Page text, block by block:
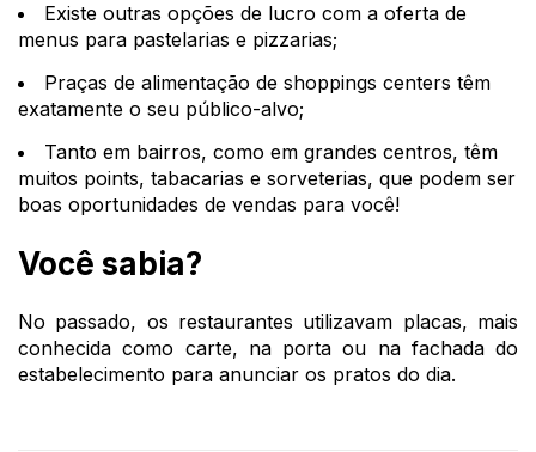
Existe outras opções de lucro com a oferta de
menus para pastelarias e pizzarias;
Praças de alimentação de shoppings centers têm
exatamente o seu público-alvo;
Tanto em bairros, como em grandes centros, têm
muitos points, tabacarias e sorveterias, que podem ser
boas oportunidades de vendas para você!
Você sabia?
No passado, os restaurantes utilizavam placas, mais
conhecida como carte, na porta ou na fachada do
estabelecimento para anunciar os pratos do dia.